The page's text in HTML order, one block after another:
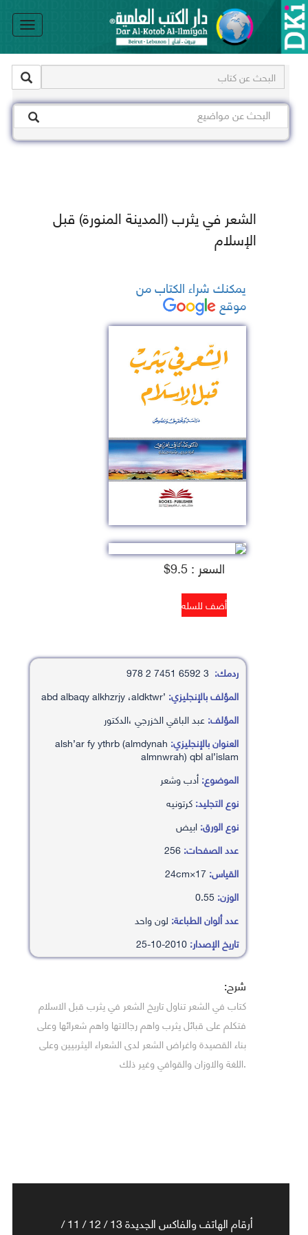
الشعر في يثرب (المدينة المنورة) قبل
الإسلام
يمكنك شراء الكتاب من
موقع
السعر : 9.5$
ردمك:
المؤلف بالإنجليزي: ’abd albaqy alkhzrjy ،aldktwr
المؤلف:عبد الباقي الخزرجي ،الدكتور
العنوان بالإنجليزي: alsh’ar fy ythrb (almdynah
almnwrah) qbl al’islam
الموضوع:أدب وشعر
نوع التجليد:كرتونيه
نوع الورق:ابيض
عدد الصفحات:
القياس:
الوزن:
عدد ألوان الطباعة: لون واحد
تاريخ الإصدار:
شرح:
كتاب في الشعر تناول تاريخ الشعر في يثرب قبل الاسلام
فتكلم على قبائل يثرب واهم رجالاتها واهم شعرائها وعلى
بناء القصيدة واغراض الشعر لدى الشعراء اليثربيين وعلى
.اللغة والاوزان والقوافي وغير ذلك
أرقام الهاتف والفاكس الجديدة 13 / 12 / 11 /